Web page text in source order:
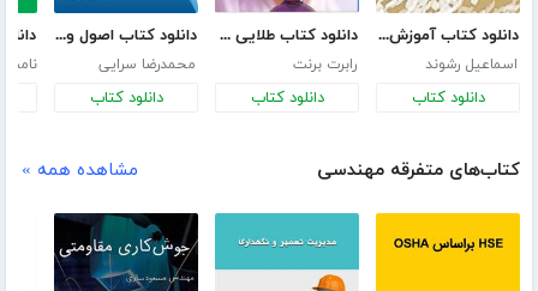
دانلود کتاب آموزش خوشنویسی
اسماعیل رشوند
دانلود کتاب
دانلود کتاب طلایی آزمایش های شیمی
رابرت برنت
دانلود کتاب
دانلود کتاب اصول و مبانی رایانه و شبکه در مهندسی پزشکی
محمدرضا سرایی
دانلود کتاب
کتاب‌های متفرقه مهندسی مشاهده همه »